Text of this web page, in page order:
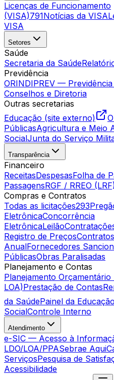
Licenças de Funcionamento
(VISA)791Notícias da VISA
VISA
Setores
Saúde
Secretaria da Saúde
Previdência
ORINDIPREV —
Conselhos e Diretoria
Outras secretarias
Educação (site externo)
PúblicasAgricultura e Meio
SocialJunta do Serviço
Transparência
Financeiro
ReceitasDespesasFolha de
PassagensRGF / RREO
Compras e Contratos
Todas as licitações293
EletrônicaConcorrência
EletrônicaLeilão
Registro de PreçosContratos
AnualFornecedores
PúblicasObras Paralisadas
Planejamento e Contas
Planejamento Orçamentário
LOA)Prestação de Contas
da SaúdePainel da Educação
SocialControle Interno
Atendimento
e-SIC — Acesso à
LDO/LOA/PPASebrae Aqui
ServiçosPesquisa de
Acessibilidade